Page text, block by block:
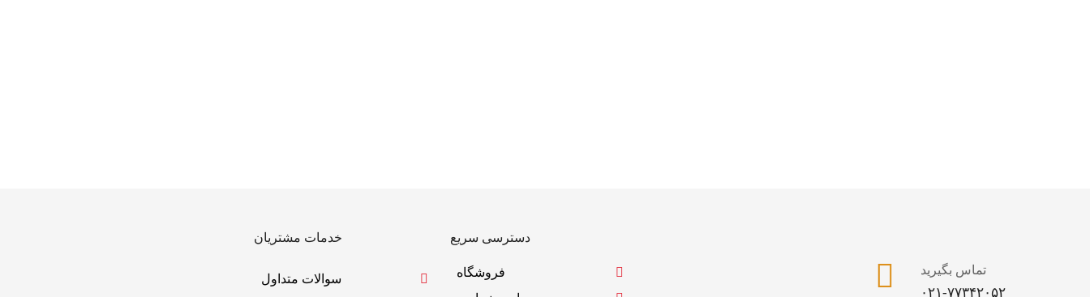
تماس بگیرید
۰۲۱-۷۷۳۴۲۰۵۲
دسترسی سریع
فروشگاه
خدمات مشتریان
سوالات متداول